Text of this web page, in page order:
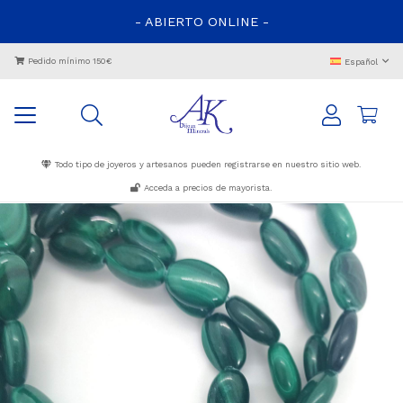
- ABIERTO ONLINE -
Pedido mínimo 150€ Español
Todo tipo de joyeros y artesanos pueden registrarse en nuestro sitio web.
Acceda a precios de mayorista.